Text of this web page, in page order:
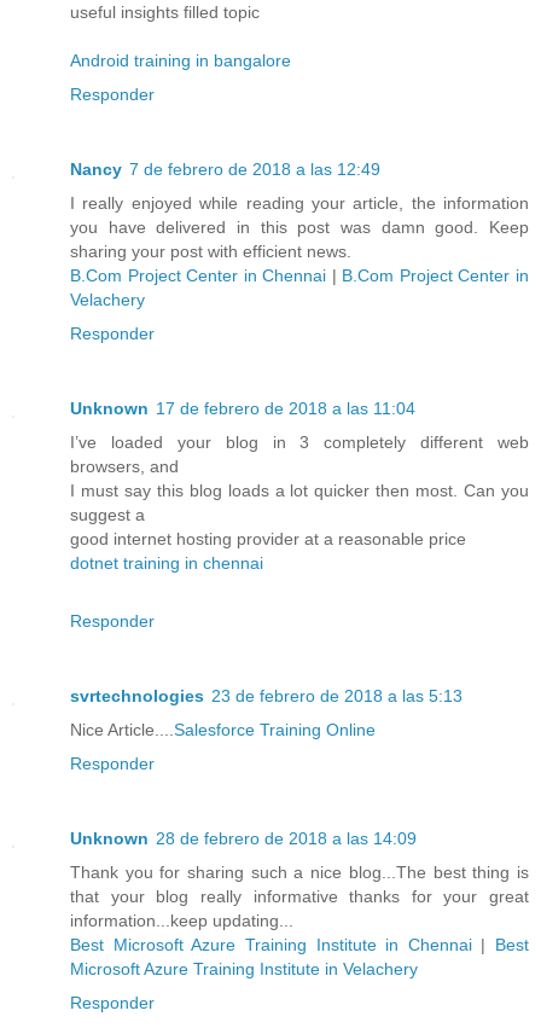
useful insights filled topic
Android training in bangalore
Responder
Nancy 7 de febrero de 2018 a las 12:49
I really enjoyed while reading your article, the information
you have delivered in this post was damn good. Keep
sharing your post with efficient news.
B.Com Project Center in Chennai | B.Com Project Center in
Velachery
Responder
Unknown 17 de febrero de 2018 a las 11:04
I’ve loaded your blog in 3 completely different web
browsers, and
I must say this blog loads a lot quicker then most. Can you
suggest a
good internet hosting provider at a reasonable price
dotnet training in chennai
Responder
svrtechnologies 23 de febrero de 2018 a las 5:13
Nice Article.... Salesforce Training Online
Responder
Unknown 28 de febrero de 2018 a las 14:09
Thank you for sharing such a nice blog...The best thing is
that your blog really informative thanks for your great
information...keep updating...
Best Microsoft Azure Training Institute in Chennai | Best
Microsoft Azure Training Institute in Velachery
Responder